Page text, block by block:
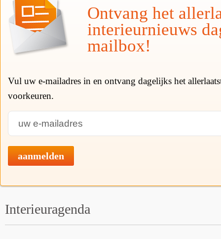
Ontvang het
interieurnieuws
mailbox!
Vul uw e-mailadres in en ontvang dagelijks het
voorkeuren.
aanmelden
Interieuragenda